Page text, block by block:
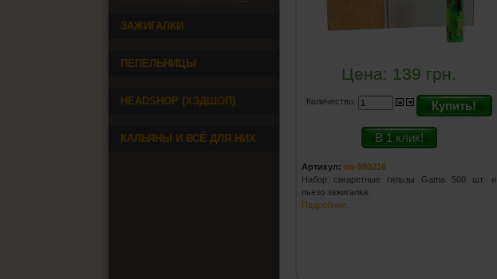
Цена: 139 грн.
Количество: Купить!
В 1 клик!
Артикул: na-980216
Набор сигаретные гильзы Gama 500 шт. и
пьезо зажигалка.
Подробнее...
ЗАЖИГАЛКИ
ПЕПЕЛЬНИЦЫ
HEADSHOP (ХЭДШОП)
КАЛЬЯНЫ И ВСЁ ДЛЯ НИХ